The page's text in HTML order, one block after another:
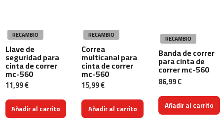
b
e
s
t
-
1
0
0
RECAMBIO
Llave de
seguridad para
cinta de correr
mc-560
11,99 €
Añadir al carrito
RECAMBIO
Correa
multicanal para
cinta de correr
mc-560
15,99 €
Añadir al carrito
RECAMBIO
Banda de correr
para cinta de
correr mc-560
86,99 €
Añadir al carrito